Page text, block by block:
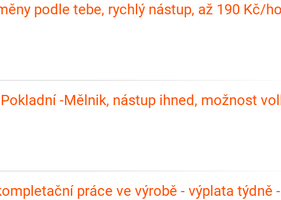
podle tebe, rychlý nástup, až 190 Kč/
-Mělnik, nástup ihned, možnost
práce ve výrobě - výplata týdně -